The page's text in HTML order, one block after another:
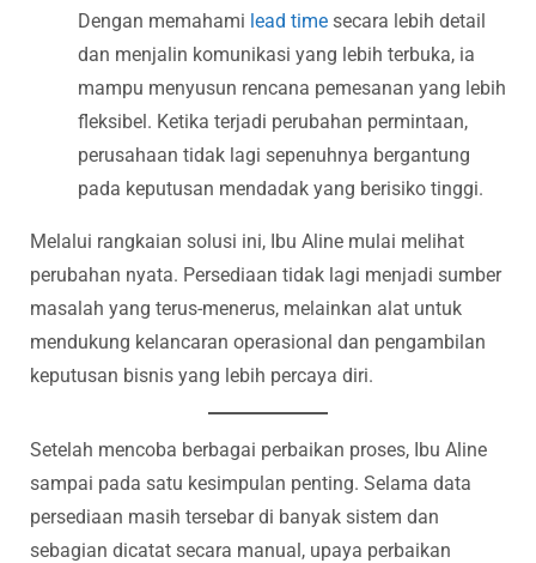
Dengan memahami lead time secara lebih detail
dan menjalin komunikasi yang lebih terbuka, ia
mampu menyusun rencana pemesanan yang lebih
fleksibel. Ketika terjadi perubahan permintaan,
perusahaan tidak lagi sepenuhnya bergantung
pada keputusan mendadak yang berisiko tinggi.
Melalui rangkaian solusi ini, Ibu Aline mulai melihat
perubahan nyata. Persediaan tidak lagi menjadi sumber
masalah yang terus-menerus, melainkan alat untuk
mendukung kelancaran operasional dan pengambilan
keputusan bisnis yang lebih percaya diri.
Setelah mencoba berbagai perbaikan proses, Ibu Aline
sampai pada satu kesimpulan penting. Selama data
persediaan masih tersebar di banyak sistem dan
sebagian dicatat secara manual, upaya perbaikan